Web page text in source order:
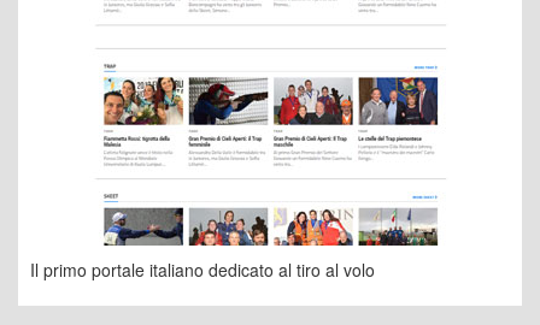
Il primo portale italiano dedicato al tiro al volo